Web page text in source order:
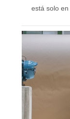
está solo en